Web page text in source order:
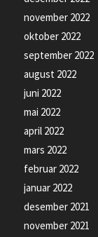
november 2022
oktober 2022
september 2022
august 2022
juni 2022
mai 2022
april 2022
mars 2022
februar 2022
januar 2022
desember 2021
november 2021